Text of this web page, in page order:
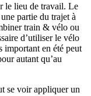
le lieu de travail. Le
partie du trajet à
train & vélo ou
d’utiliser le vélo
important en été peut
autant qu’au
se voir appliquer un